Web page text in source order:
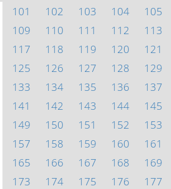
101
102 103 104 105
109
110 111 112 113
117
118 119 120 121
125
126 127 128 129
133
134 135 136 137
141
142 143 144 145
149
150 151 152 153
157
158 159 160 161
165
166 167 168 169
173
174 175 176 177